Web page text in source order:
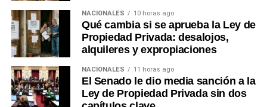
NACIONALES 10 horas ago
Qué cambia si se aprueba la Ley de
Propiedad Privada: desalojos,
alquileres y expropiaciones
NACIONALES 11 horas ago
El Senado le dio media sanción a la
Ley de Propiedad Privada sin dos